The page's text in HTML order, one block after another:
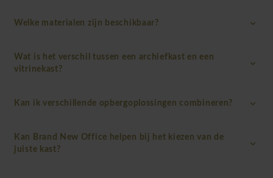
Welke materialen zijn beschikbaar?
Wat is het verschil tussen een archiefkast en een
vitrinekast?
Kan ik verschillende opbergoplossingen combineren?
Kan Brand New Office helpen bij het kiezen van de
juiste kast?